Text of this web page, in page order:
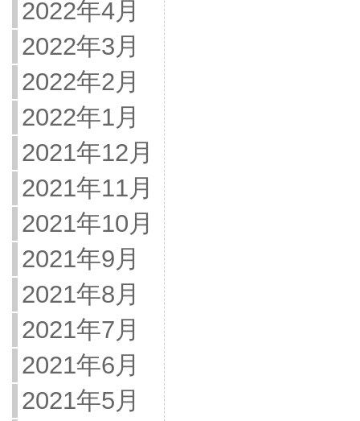
2022年4月
2022年3月
2022年2月
2022年1月
2021年12月
2021年11月
2021年10月
2021年9月
2021年8月
2021年7月
2021年6月
2021年5月